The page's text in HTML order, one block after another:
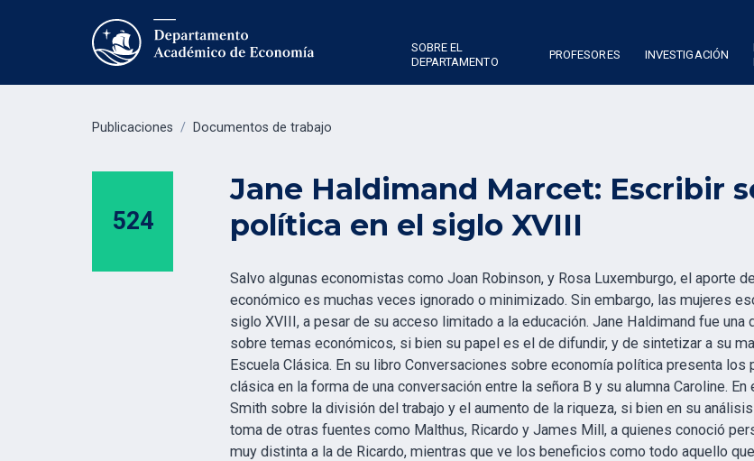
SOBRE EL
DEPARTAMENTO
PROFESORES INVESTIGACIÓN
Publicaciones / Documentos de trabajo
524
Jane Haldimand Marcet: Escribir
política en el siglo XVIII
Salvo algunas economistas como Joan Robinson, y Rosa Luxemburgo, el aporte
económico es muchas veces ignorado o minimizado. Sin embargo, las mujeres
siglo XVIII, a pesar de su acceso limitado a la educación. Jane Haldimand fue
sobre temas económicos, si bien su papel es el de difundir, y de sintetizar a su
Escuela Clásica. En su libro Conversaciones sobre economía política presenta
clásica en la forma de una conversación entre la señora B y su alumna Caroline.
Smith sobre la división del trabajo y el aumento de la riqueza, si bien en su
toma de otras fuentes como Malthus, Ricardo y James Mill, a quienes conoció
muy distinta a la de Ricardo, mientras que ve los beneficios como todo aquello